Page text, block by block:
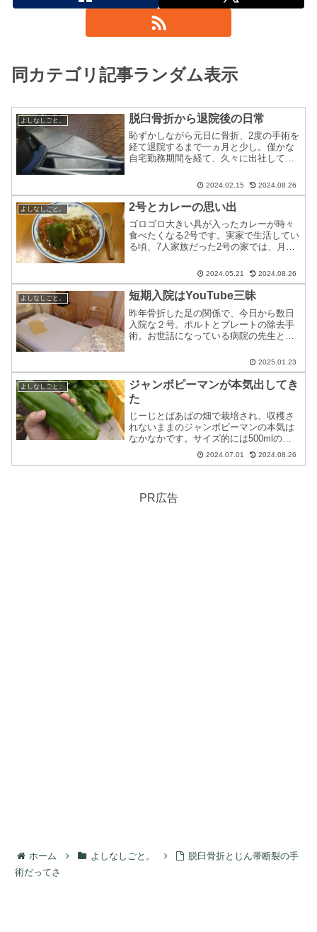
同カテゴリ記事ランダム表示
よしなしごと。 脱臼骨折から退院後の日常
恥ずかしながら元日に骨折、2度の手術を
経て退院するまで一ヵ月と少し。僅かな
自宅勤務期間を経て、久々に出社してい
葉杖に助けられながら、健康な時なら片
道30分の道のりを1時間以上かけてえっち
らおっちら歩いてま...
2024.02.15 2024.08.26
よしなしごと。 2号とカレーの思い出
ゴロゴロ大きい具が入ったカレーが時々
食べたくなる2号です。実家で生活してい
る頃、7人家族だった2号の家では、月に2
た。結婚後、年に数回に変化して10数年
ですが、それで不満がある訳でもありま
せん。時々、ナン...
2024.05.21 2024.08.26
よしなしごと。 短期入院はYouTube三昧
昨年骨折した足の関係で、今日から数日
入院な２号。ポルトとプレートの除去手
術。お世話になっている病院の先生とに
ょ。。。』と言うので仕方なし。例によ
って最大の敵は、持て余してしまう大量
の空き時間。仕方ないので...
2025.01.23
よしなしごと。
ジャンボピーマンが本気出してき
た
じーじとばあばの畑で栽培され、収穫さ
れないままのジャンボピーマンの本気は
なかなかです。サイズ的には500mlのペ
ットボトルにも負けない程の大きさにも
なり、ある意味壮観でした。日曜日。じ
2024.07.01 2024.08.26
PR広告
ホーム よしなしごと。
脱臼骨折とじん帯断裂の手
術だってさ